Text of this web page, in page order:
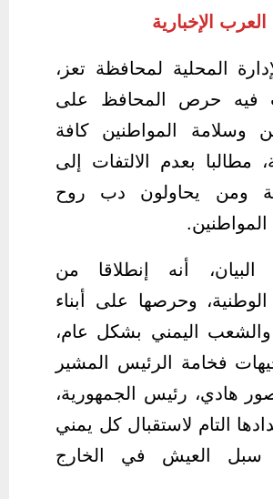
الإخبارية
المحلية لمحافظة تعز،
فيه حرص المحافظ على
وسلامة المواطنين كافة
مطالبا بعدم الالتفات إلى
ومن يحاولون دب روح
أنه إنطلاقا من
الوطنية، وحرصها على أبناء
اليمني بشكل عام،
فخامة الرئيس المشير
هادي، رئيس الجمهورية،
التام لاستقبال كل يمني
العيش في الخارج